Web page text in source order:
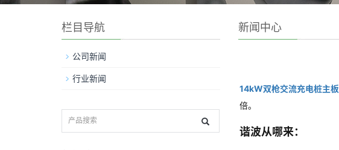
新闻中心
14kW双枪交流充电桩主板
倍。
谐波从哪来：
栏目导航
公司新闻
行业新闻